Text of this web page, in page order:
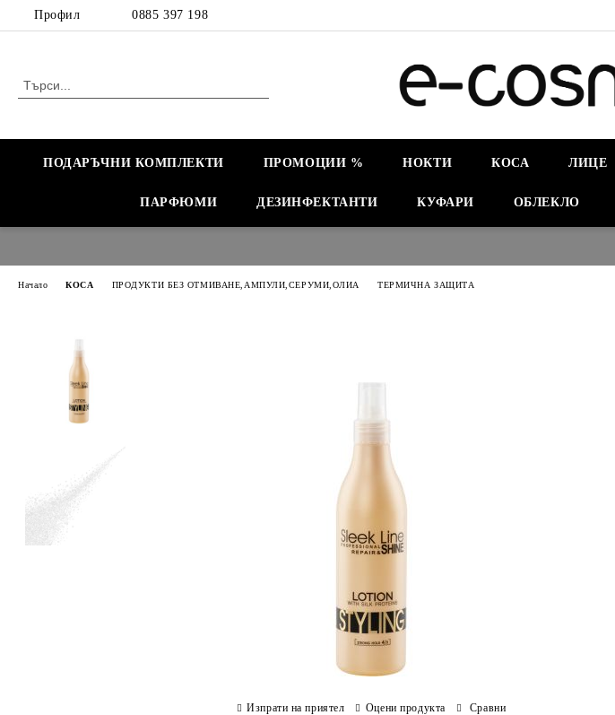
Профил 0885 397 198
ПОДАРЪЧНИ КОМПЛЕКТИ ПРОМОЦИИ % НОКТИ КОСА ЛИЦЕ
ПАРФЮМИ ДЕЗИНФЕКТАНТИ КУФАРИ ОБЛЕКЛО
Начало КОСА ПРОДУКТИ БЕЗ ОТМИВАНЕ,АМПУЛИ,СЕРУМИ,ОЛИА ТЕРМИЧНА ЗАЩИТА
Изпрати на приятел Оцени продукта Сравни